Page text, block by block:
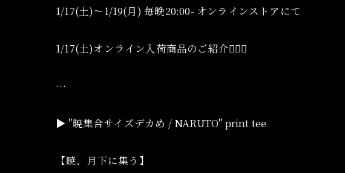
1/17(土)〜1/19(月) 毎晩20:00- オンラインストアにて
1/17(土)オンライン入荷商品のご紹介💁🏻‍♀️
…
▶︎ "暁集合サイズデカめ / NARUTO" print tee
【暁、月下に集う】